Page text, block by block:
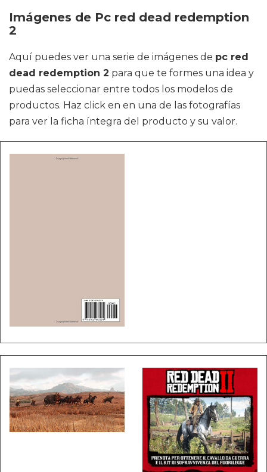
Imágenes de Pc red dead redemption
2
Aquí puedes ver una serie de imágenes de pc red
dead redemption 2 para que te formes una idea y
puedas seleccionar entre todos los modelos de
productos. Haz click en en una de las fotografías
para ver la ficha íntegra del producto y su valor.